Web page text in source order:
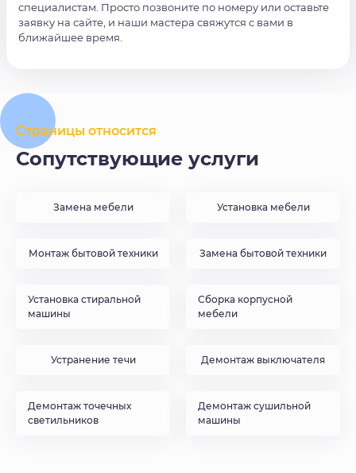
специалистам. Просто позвоните по номеру или оставьте
заявку на сайте, и наши мастера свяжутся с вами в
ближайшее время.
Страницы относится
Сопутствующие услуги
Замена мебели Установка мебели
Монтаж бытовой техники Замена бытовой техники
Установка стиральной
машины
Сборка корпусной
мебели
Устранение течи Демонтаж выключателя
Демонтаж точечных
светильников
Демонтаж сушильной
машины